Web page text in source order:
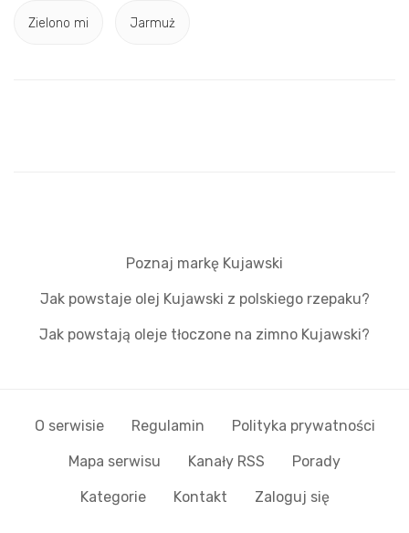
Zielono mi Jarmuż
Poznaj markę Kujawski
Jak powstaje olej Kujawski z polskiego rzepaku?
Jak powstają oleje tłoczone na zimno Kujawski?
O serwisie Regulamin Polityka prywatności
Mapa serwisu Kanały RSS Porady
Kategorie Kontakt Zaloguj się